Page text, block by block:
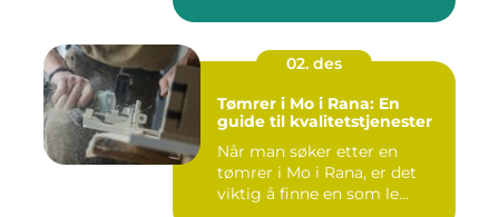
02. des
Tømrer i Mo i Rana: En
guide til kvalitetstjenester
Når man søker etter en
tømrer i Mo i Rana, er det
viktig å finne en som le...